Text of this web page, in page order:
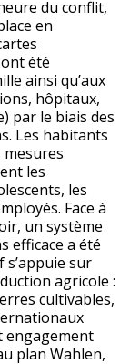
du conflit,
en
été
ainsi qu’aux
hôpitaux,
par le biais des
Les habitants
les
les
Face à
un système
efficace a été
s’appuie sur
agricole :
cultivables,
plan Wahlen,